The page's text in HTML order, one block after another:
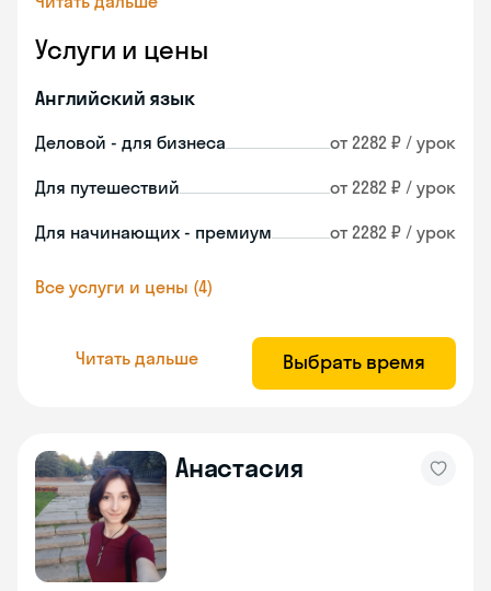
Услуги и цены
Английский язык
Деловой - для бизнеса от 2282 ₽ / урок
Для путешествий от 2282 ₽ / урок
Для начинающих - премиум от 2282 ₽ / урок
Все услуги и цены (4)
Читать дальше Выбрать время
Анастасия